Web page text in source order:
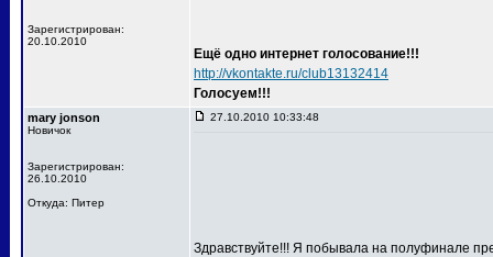
Зарегистрирован:
20.10.2010
Ещё одно интернет голосование!!!
http://vkontakte.ru/club13132414
Голосуем!!!
mary jonson
Новичок
Зарегистрирован:
26.10.2010
Откуда: Питер
27.10.2010 10:33:48
Здравствуйте!!! Я побывала на полуфинале